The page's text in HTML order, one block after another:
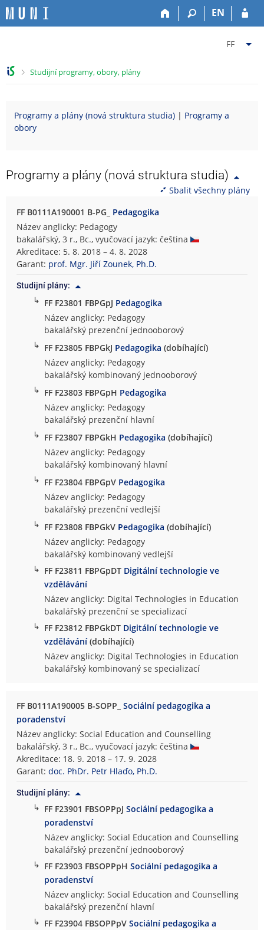
EN
FF
ě
f
l
F
l
o
z
i
c
k
f
a
k
u
l
t
>
Studijní programy, obory, plány
Programy a plány (nová struktura studia) | Programy a
obory
Programy a plány (nová struktura studia)
Sbalit všechny plány
FF B0111A190001 B-PG_ Pedagogika
Název anglicky: Pedagogy
bakalářský, 3 r., Bc., vyučovací jazyk: čeština
Akreditace: 5. 8. 2018 – 4. 8. 2028
Garant: prof. Mgr. Jiří Zounek, Ph.D.
Studijní plány:
↳ FF F23801 FBPGpJ Pedagogika
Název anglicky: Pedagogy
bakalářský prezenční jednooborový
↳ FF F23805 FBPGkJ Pedagogika (dobíhající)
Název anglicky: Pedagogy
bakalářský kombinovaný jednooborový
↳ FF F23803 FBPGpH Pedagogika
Název anglicky: Pedagogy
bakalářský prezenční hlavní
↳ FF F23807 FBPGkH Pedagogika (dobíhající)
Název anglicky: Pedagogy
bakalářský kombinovaný hlavní
↳ FF F23804 FBPGpV Pedagogika
Název anglicky: Pedagogy
bakalářský prezenční vedlejší
↳ FF F23808 FBPGkV Pedagogika (dobíhající)
Název anglicky: Pedagogy
bakalářský kombinovaný vedlejší
↳ FF F23811 FBPGpDT Digitální technologie ve
vzdělávání
Název anglicky: Digital Technologies in Education
bakalářský prezenční se specializací
↳ FF F23812 FBPGkDT Digitální technologie ve
vzdělávání(dobíhající)
Název anglicky: Digital Technologies in Education
bakalářský kombinovaný se specializací
FF B0111A190005 B-SOPP_Sociální pedagogika a
poradenství
Název anglicky: Social Education and Counselling
bakalářský, 3 r., Bc., vyučovací jazyk: čeština
Akreditace: 18. 9. 2018 – 17. 9. 2028
Garant:doc. PhDr. Petr Hlaďo, Ph.D.
Studijní plány:
↳ FF F23901 FBSOPPpJSociální pedagogika a
poradenství
Název anglicky: Social Education and Counselling
bakalářský prezenční jednooborový
↳ FF F23903 FBSOPPpHSociální pedagogika a
poradenství
Název anglicky: Social Education and Counselling
bakalářský prezenční hlavní
↳ FF F23904 FBSOPPpVSociální pedagogika a